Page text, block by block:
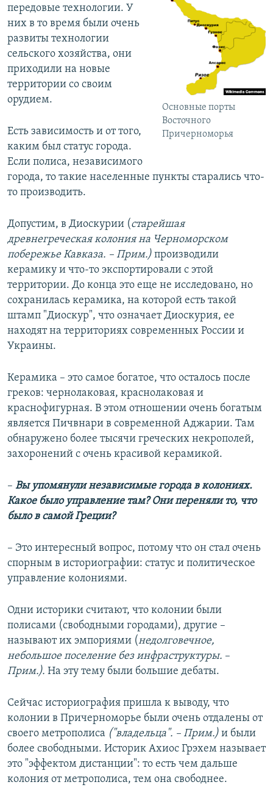
Основные порты
Восточного
Причерноморья
передовые технологии. У
них в то время были очень
развиты технологии
сельского хозяйства, они
приходили на новые
территории со своим
орудием.
Есть зависимость и от того,
каким был статус города.
Если полиса, независимого
города, то такие населенные пункты старались что-
то производить.
Допустим, в Диоскурии (старейшая
древнегреческаяколония на Черноморском
побережьеКавказа. – Прим.) производили
керамику и что-то экспортировали с этой
территории. До конца это еще не исследовано, но
сохранилась керамика, на которой есть такой
штамп "Диоскур", что означает Диоскурия, ее
находят на территориях современных России и
Украины.
Керамика – это самое богатое, что осталось после
греков: чернолаковая, краснолаковая и
краснофигурная. В этом отношении очень богатым
является Пичвнари в современной Аджарии. Там
обнаружено более тысячи греческих некрополей,
захоронений с очень красивой керамикой.
– Вы упомянули независимые города в колониях.
Какое было управление там? Они переняли то, что
было в самой Греции?
– Это интересный вопрос, потому что он стал очень
спорным в историографии: статус и политическое
управление колониями.
Одни историки считают, что колонии были
полисами (свободными городами), другие –
называют их эмпориями (недолговечное,
небольшое поселение без инфраструктуры. –
Прим.). На эту тему были большие дебаты.
Сейчас историография пришла к выводу, что
колонии в Причерноморье были очень отдалены от
своего метрополиса ("владельца". – Прим.) и были
более свободными. Историк Ахиос Грэхем называет
это "эффектом дистанции": то есть чем дальше
колония от метрополиса, тем она свободнее.